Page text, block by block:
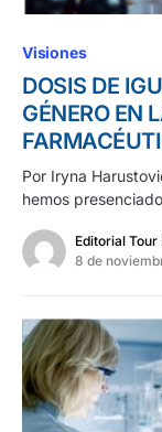
Visiones
DOSIS DE
GÉNERO EN
Por Iryna
hemos
Editorial
8 de